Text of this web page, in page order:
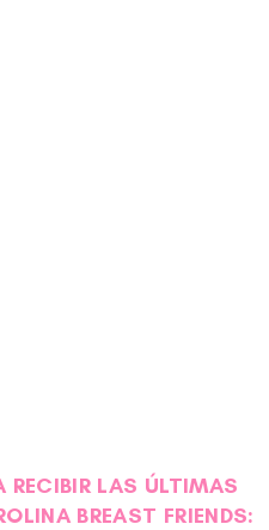
RECIBIR LAS ÚLTIMAS
BREAST FRIENDS: